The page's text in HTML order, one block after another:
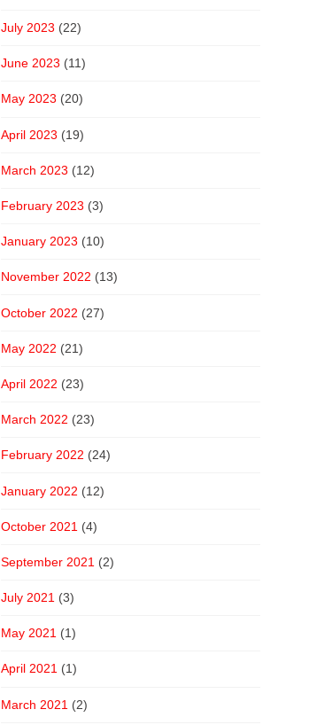
July 2023 (22)
June 2023 (11)
May 2023 (20)
April 2023 (19)
March 2023 (12)
February 2023 (3)
January 2023 (10)
November 2022 (13)
October 2022 (27)
May 2022 (21)
April 2022 (23)
March 2022 (23)
February 2022 (24)
January 2022 (12)
October 2021 (4)
September 2021 (2)
July 2021 (3)
May 2021 (1)
April 2021 (1)
March 2021 (2)